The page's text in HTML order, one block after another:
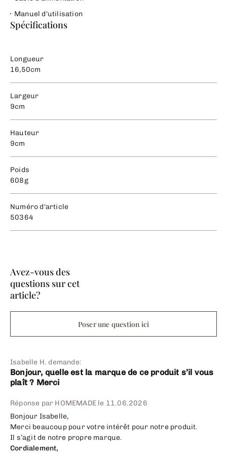
Manuel d'utilisation
Spécifications
Longueur
16,50cm
Largeur
9cm
Hauteur
9cm
Poids
608g
Numéro d'article
50364
Avez-vous des
questions sur cet
article?
Poser une question ici
Isabelle H. demande:
Bonjour, quelle est la marque de ce produit s’il vous
plaît ? Merci
Réponse par HOMEMADE le 11.06.2026
Bonjour Isabelle,
Merci beaucoup pour votre intérêt pour notre produit.
Il s’agit de notre propre marque.
Cordialement,